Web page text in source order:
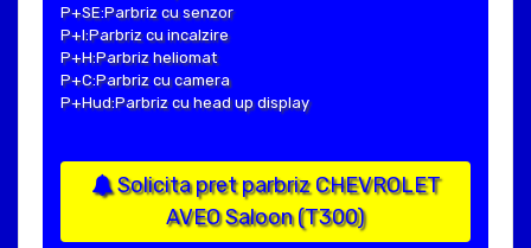
P+SE:Parbriz cu senzor
P+I:Parbriz cu incalzire
P+H:Parbriz heliomat
P+C:Parbriz cu camera
P+Hud:Parbriz cu head up display
Solicita pret parbriz CHEVROLET
AVEO Saloon (T300)